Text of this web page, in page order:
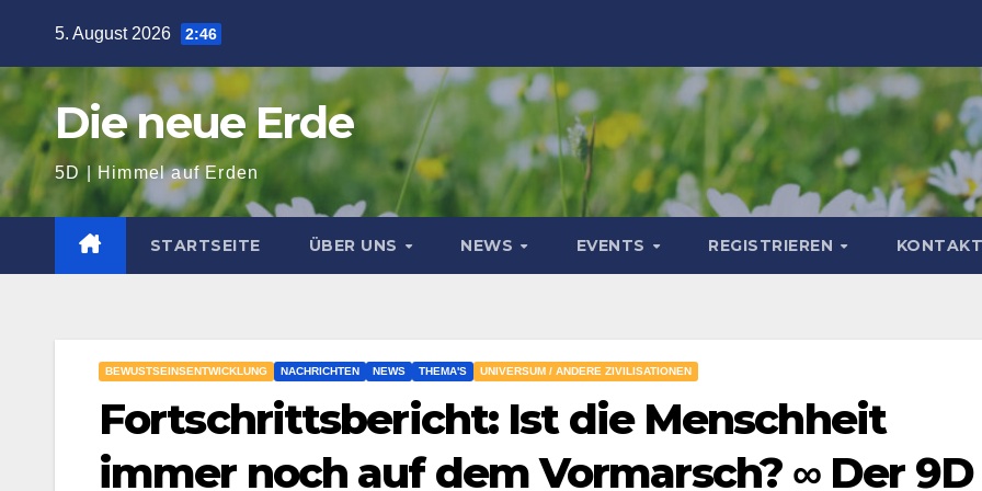
springen
5. August 2026 2:46
Die neue Erde
5D | Himmel auf Erden
STARTSEITE ÜBER UNS NEWS EVENTS REGISTRIEREN
BEWUSTSEINSENTWICKLUNG NACHRICHTEN NEWS THEMA'S UNIVERSUM / ANDERE ZIVILISATIONEN
Fortschrittsbericht: Ist die Menschheit
immer noch auf dem Vormarsch? ∞ Der 9D